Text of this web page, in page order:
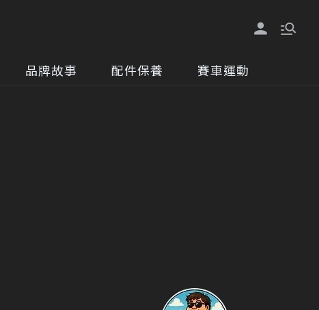
品牌故事 配件保養 賽車運動